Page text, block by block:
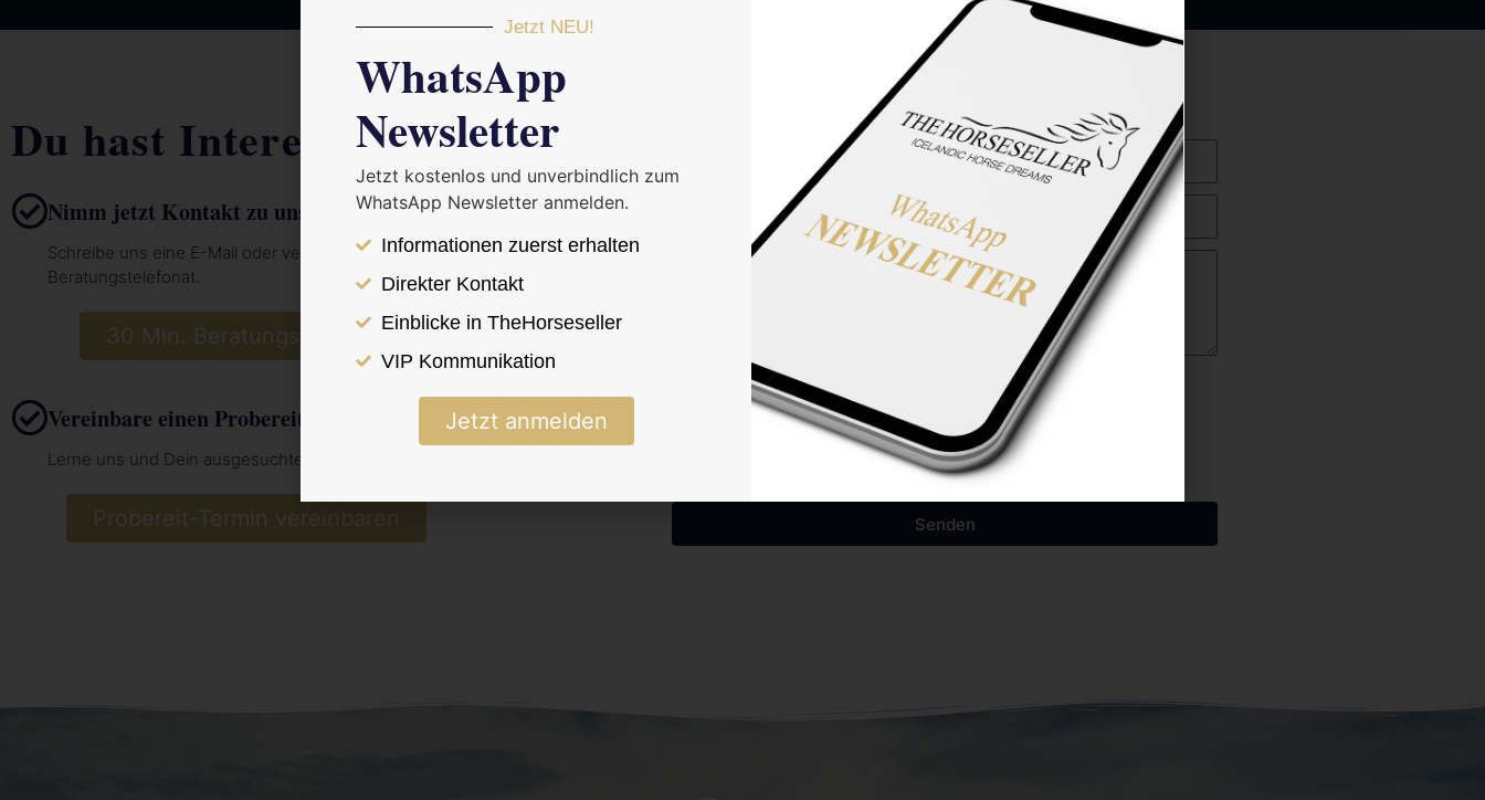
Du hast Interesse?
Nimm jetzt Kontakt zu uns auf
Schreibe uns eine E-Mail oder vereinbare hier dein 30 Min.
Beratungstelefonat.
30 Min. Beratungstelefonat vereinbaren
Vereinbare einen Probereit-Termin
Lerne uns und Dein ausgesuchtes Pferd vor Ort kennen.
Probereit-Termin vereinbaren
Ich bestätige die Datenschutzerklärung gelesen zu haben
Senden
Jetzt NEU!
WhatsApp
Newsletter
Jetzt kostenlos und unverbindlich zum
WhatsApp Newsletter anmelden.
Informationen zuerst erhalten
Direkter Kontakt
Einblicke in TheHorseseller
VIP Kommunikation
Jetzt anmelden